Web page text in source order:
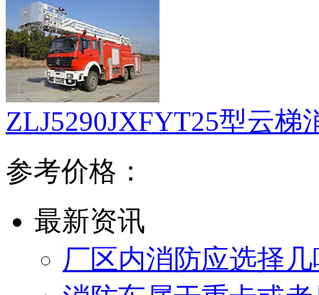
ZLJ5290JXFYT25型云梯
参考价格：
最新资讯
厂区内消防应选择